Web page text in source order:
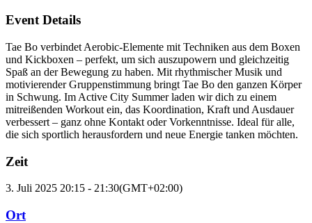
Event Details
Tae Bo verbindet Aerobic-Elemente mit Techniken aus dem Boxen
und Kickboxen – perfekt, um sich auszupowern und gleichzeitig
Spaß an der Bewegung zu haben. Mit rhythmischer Musik und
motivierender Gruppenstimmung bringt Tae Bo den ganzen Körper
in Schwung. Im Active City Summer laden wir dich zu einem
mitreißenden Workout ein, das Koordination, Kraft und Ausdauer
verbessert – ganz ohne Kontakt oder Vorkenntnisse. Ideal für alle,
die sich sportlich herausfordern und neue Energie tanken möchten.
Zeit
3. Juli 2025 20:15 - 21:30(GMT+02:00)
Ort